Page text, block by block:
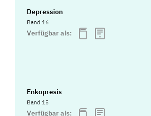
Depression
Band 16
Verfügbar als:
Enkopresis
Band 15
Verfügbar als: